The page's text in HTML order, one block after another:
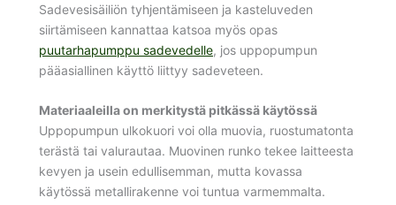
Sadevesisäiliön tyhjentämiseen ja kasteluveden
siirtämiseen kannattaa katsoa myös opas
puutarhapumppu sadevedelle, jos uppopumpun
pääasiallinen käyttö liittyy sadeveteen.
Materiaaleilla on merkitystä pitkässä käytössä
Uppopumpun ulkokuori voi olla muovia, ruostumatonta
terästä tai valurautaa. Muovinen runko tekee laitteesta
kevyen ja usein edullisemman, mutta kovassa
käytössä metallirakenne voi tuntua varmemmalta.